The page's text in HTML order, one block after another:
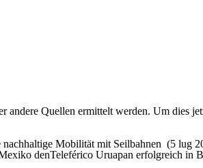
andere Quellen ermittelt werden. Um dies
Mobilität mit Seilbahnen (5 lug
denTeleférico Uruapan erfolgreich